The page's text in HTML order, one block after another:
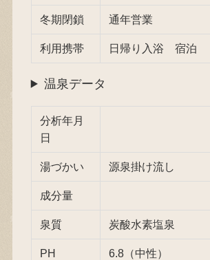
冬期閉鎖 通年営業
利用携帯 日帰り入浴 宿泊
温泉データ
分析年月
日
湯づかい 源泉掛け流し
成分量
泉質 炭酸水素塩泉
PH 6.8（中性）